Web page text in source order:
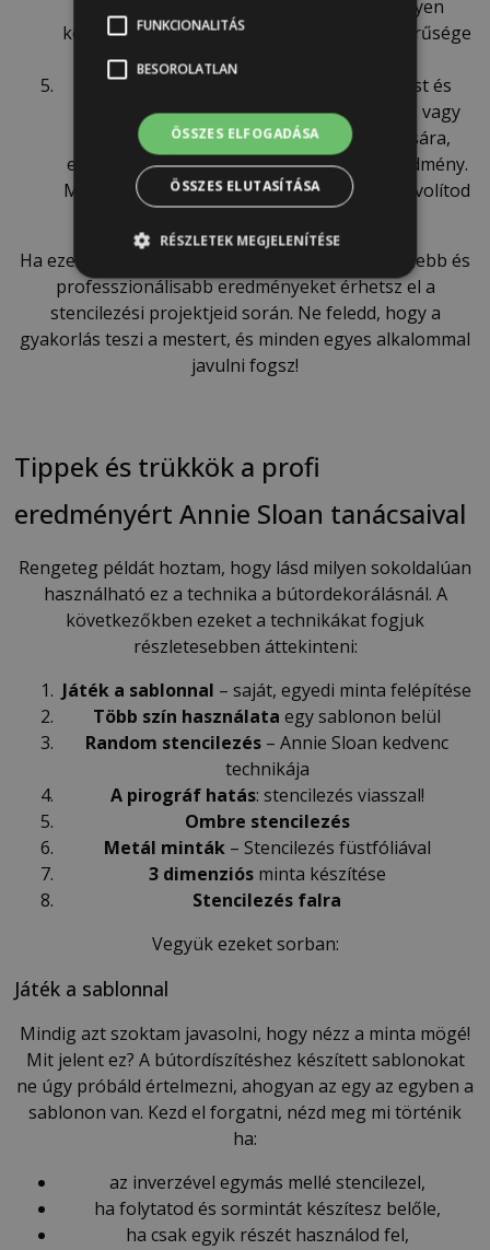
et, amely jól tapad, és kifejezetten könnyen
kezelhető stencilezéshez a pudingszerű sűrűsége
Türelmetlenség
: A stencilezés precizitást és
türelmet igényel. Ha túl gyorsan dolgozol, vagy
nem hagysz elég időt a rétegek száradására,
elmosódott és kevésbé szép lesz a végeredmény.
Mindig várj egy kicsit, mielőtt a stencilt eltávolítod
vagy új réteget viszel fel.
Ha ezeket a gyakori hibákat elkerülöd, sokkal szebb és
professzionálisabb eredményeket érhetsz el a
stencilezési projektjeid során. Ne feledd, hogy a
gyakorlás teszi a mestert, és minden egyes alkalommal
javulni fogsz!
Tippek és trükkök a profi
eredményért Annie Sloan tanácsaival
Rengeteg példát hoztam, hogy lásd milyen sokoldalúan
használható ez a technika a bútordekorálásnál. A
következőkben ezeket a technikákat fogjuk
részletesebben áttekinteni:
Játék a sablonnal – saját, egyedi minta felépítése
Több szín használata egy sablonon belül
Random stencilezés – Annie Sloan kedvenc
technikája
A pirográf hatás: stencilezés viasszal!
Ombre stencilezés
Metál minták– Stencilezés füstfóliával
3 dimenziósminta készítése
Stencilezés falra
Vegyük ezeket sorban:
Játék a sablonnal
Mindig azt szoktam javasolni, hogy nézz a minta mögé!
Mit jelent ez? A bútordíszítéshez készített sablonokat
ne úgy próbáld értelmezni, ahogyan az egy az egyben a
sablonon van. Kezd el forgatni, nézd meg mi történik
ha:
az inverzével egymás mellé stencilezel,
ha folytatod és sormintát készítesz belőle,
ha csak egyik részét használod fel,
FUNKCIONALITÁS
BESOROLATLAN
ÖSSZES ELFOGADÁSA
ÖSSZES ELUTASÍTÁSA
RÉSZLETEK MEGJELENÍTÉSE